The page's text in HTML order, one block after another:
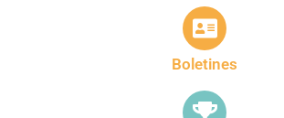
Boletines